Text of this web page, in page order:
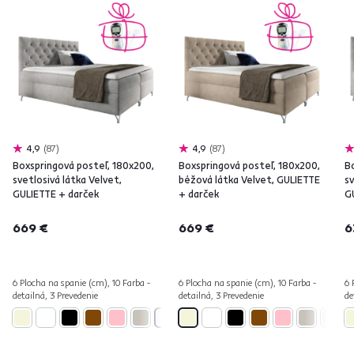
4,9 87
Boxspringová posteľ, 180x200,
svetlosivá látka Velvet,
GULIETTE + darček
669 €
6 Plocha na spanie (cm), 10 Farba -
detailná, 3 Prevedenie
4,9 87
Boxspringová posteľ, 180x200,
béžová látka Velvet, GULIETTE
+ darček
669 €
6 Plocha na spanie (cm), 10 Farba -
detailná, 3 Prevedenie
6